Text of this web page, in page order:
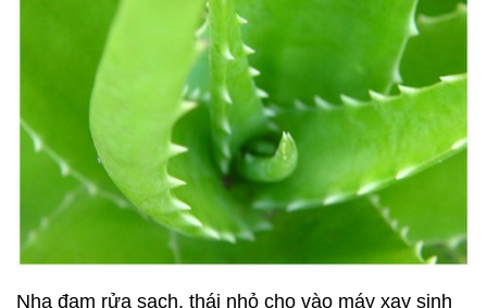
Nha đam rửa sạch, thái nhỏ cho vào máy xay sinh